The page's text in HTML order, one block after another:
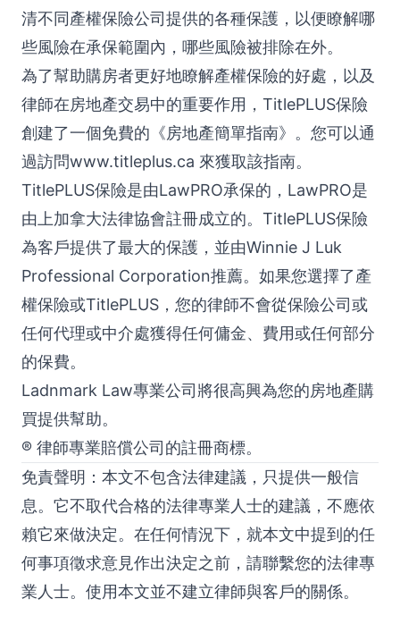
清不同產權保險公司提供的各種保護，以便瞭解哪
些風險在承保範圍內，哪些風險被排除在外。
為了幫助購房者更好地瞭解產權保險的好處，以及
律師在房地產交易中的重要作用，TitlePLUS保險
創建了一個免費的《房地產簡單指南》。您可以通
過訪問www.titleplus.ca 來獲取該指南。
TitlePLUS保險是由LawPRO承保的，LawPRO是
由上加拿大法律協會註冊成立的。TitlePLUS保險
為客戶提供了最大的保護，並由Winnie J Luk
Professional Corporation推薦。如果您選擇了產
權保險或TitlePLUS，您的律師不會從保險公司或
任何代理或中介處獲得任何傭金、費用或任何部分
的保費。
Ladnmark Law專業公司將很高興為您的房地產購
買提供幫助。
® 律師專業賠償公司的註冊商標。
免責聲明：本文不包含法律建議，只提供一般信
息。它不取代合格的法律專業人士的建議，不應依
賴它來做決定。在任何情況下，就本文中提到的任
何事項徵求意見作出決定之前，請聯繫您的法律專
業人士。使用本文並不建立律師與客戶的關係。